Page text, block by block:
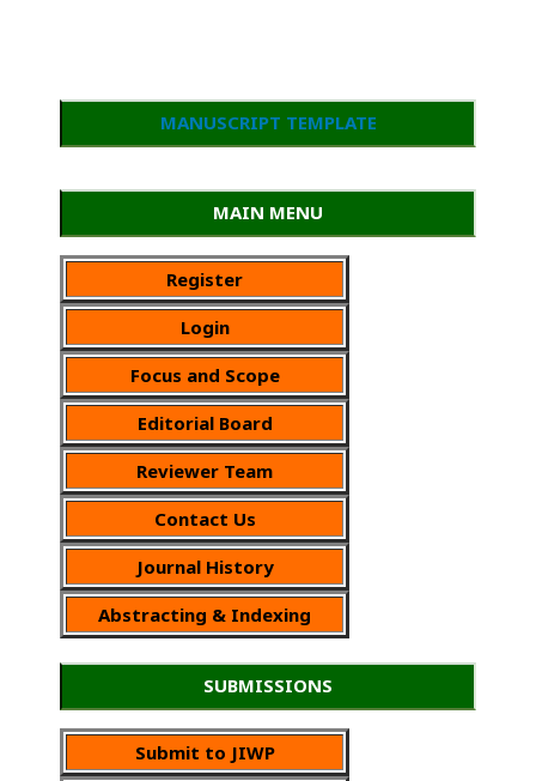
MANUSCRIPT TEMPLATE
MAIN MENU
Register
Login
Focus and Scope
Editorial Board
Reviewer Team
Contact Us
Journal History
Abstracting & Indexing
SUBMISSIONS
Submit to JIWP